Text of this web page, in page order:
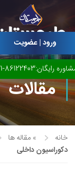
ورود | عضویت
رایگان:86122403-021
مقالات
خانه » مقاله ها
دکوراسیون داخلی